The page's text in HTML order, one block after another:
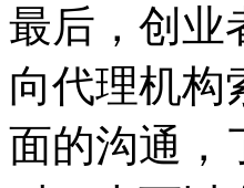
最后，创业
向代理机构
面的沟通，